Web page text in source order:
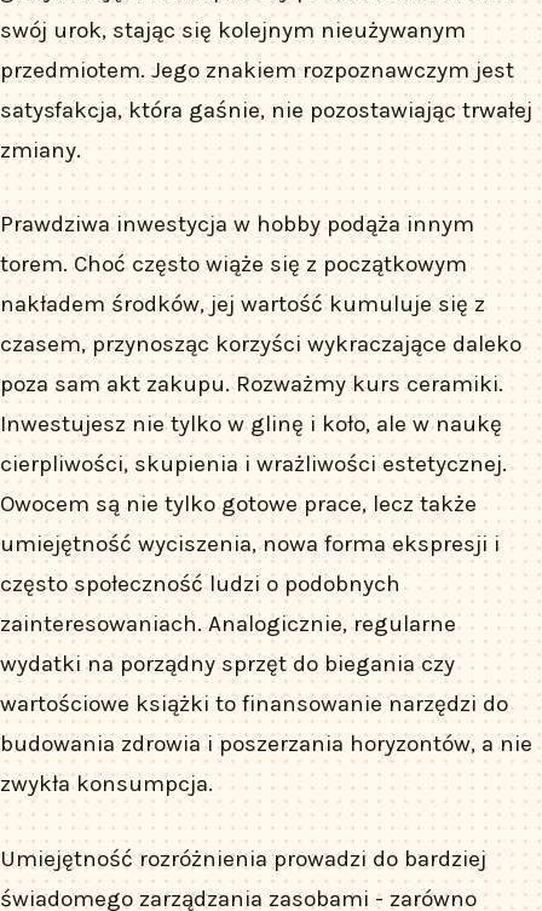
swój urok, stając się kolejnym nieużywanym
przedmiotem. Jego znakiem rozpoznawczym jest
satysfakcja, która gaśnie, nie pozostawiając trwałej
zmiany.
Prawdziwa inwestycja w hobby podąża innym
torem. Choć często wiąże się z początkowym
nakładem środków, jej wartość kumuluje się z
czasem, przynosząc korzyści wykraczające daleko
poza sam akt zakupu. Rozważmy kurs ceramiki.
Inwestujesz nie tylko w glinę i koło, ale w naukę
cierpliwości, skupienia i wrażliwości estetycznej.
Owocem są nie tylko gotowe prace, lecz także
umiejętność wyciszenia, nowa forma ekspresji i
często społeczność ludzi o podobnych
zainteresowaniach. Analogicznie, regularne
wydatki na porządny sprzęt do biegania czy
wartościowe książki to finansowanie narzędzi do
budowania zdrowia i poszerzania horyzontów, a nie
zwykła konsumpcja.
Umiejętność rozróżnienia prowadzi do bardziej
świadomego zarządzania zasobami - zarówno